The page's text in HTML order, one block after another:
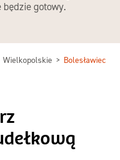
gotowy.
Wielkopolskie Bolesławiec